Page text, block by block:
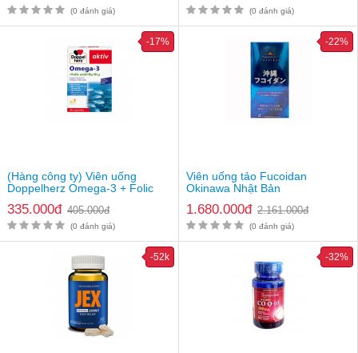
(0 đánh giá) (0 đánh giá)
(Hàng công ty) Viên uống
Doppelherz Omega-3 + Folic
335.000đ 405.000đ
-17%
(0 đánh giá)
Viên uống tảo Fucoidan
Okinawa Nhật Bản
1.680.000đ 2.161.000đ
-22%
(0 đánh giá)
-52k -32%